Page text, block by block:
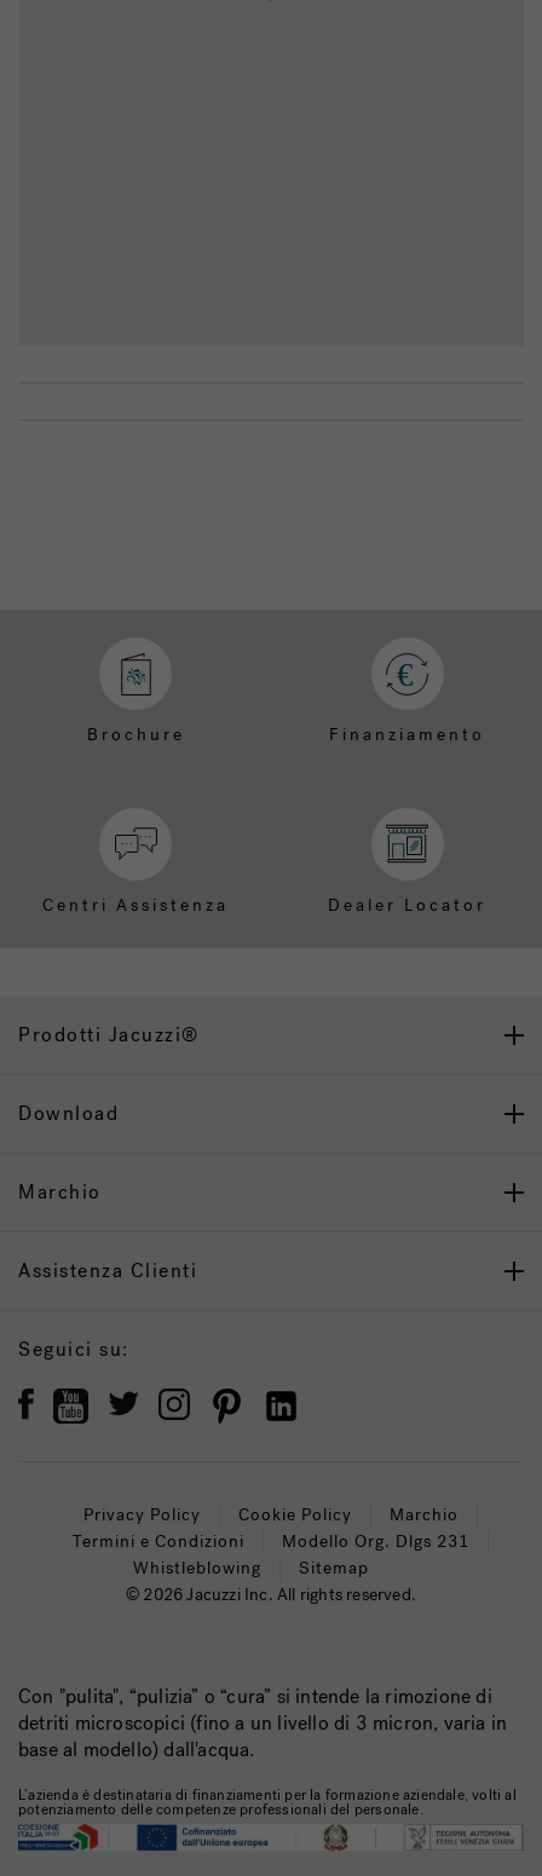
Brochure Finanziamento
Centri Assistenza Dealer Locator
Prodotti Jacuzzi®
Download
Marchio
Assistenza Clienti
Seguici su:
Privacy Policy Cookie Policy
Marchio
Termini e Condizioni
Modello Org. Dlgs 231
Whistleblowing
Sitemap
© 2026 Jacuzzi Inc. All rights reserved.
Con "pulita", “pulizia” o “cura” si intende la rimozione di
detriti microscopici (fino a un livello di 3 micron, varia in
base al modello) dall'acqua.
L’azienda è destinataria di finanziamenti per la formazione aziendale, volti al
potenziamento delle competenze professionali del personale.